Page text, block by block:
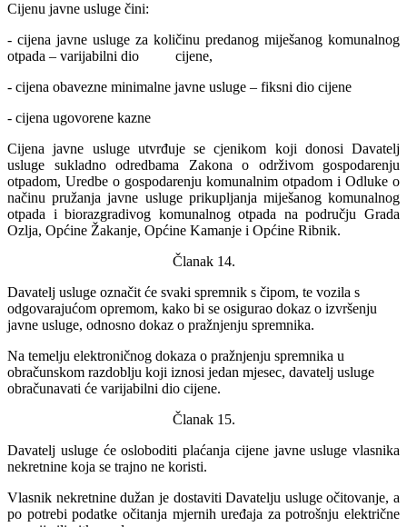
Cijenu javne usluge čini:
- cijena javne usluge za količinu predanog miješanog komunalnog
otpada – varijabilni dio cijene,
- cijena obavezne minimalne javne usluge – fiksni dio cijene
- cijena ugovorene kazne
Cijena javne usluge utvrđuje se cjenikom koji donosi Davatelj
usluge sukladno odredbama Zakona o održivom gospodarenju
otpadom, Uredbe o gospodarenju komunalnim otpadom i Odluke o
načinu pružanja javne usluge prikupljanja miješanog komunalnog
otpada i biorazgradivog komunalnog otpada na području Grada
Ozlja, Općine Žakanje, Općine Kamanje i Općine Ribnik.
Članak 14.
Davatelj usluge označit će svaki spremnik s čipom, te vozila s
odgovarajućom opremom, kako bi se osigurao dokaz o izvršenju
javne usluge, odnosno dokaz o pražnjenju spremnika.
Na temelju elektroničnog dokaza o pražnjenju spremnika u
obračunskom razdoblju koji iznosi jedan mjesec, davatelj usluge
obračunavati će varijabilni dio cijene.
Članak 15.
Davatelj usluge će osloboditi plaćanja cijene javne usluge vlasnika
nekretnine koja se trajno ne koristi.
Vlasnik nekretnine dužan je dostaviti Davatelju usluge očitovanje, a
po potrebi podatke očitanja mjernih uređaja za potrošnju električne